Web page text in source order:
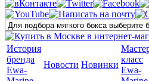
История
бренда
Ewa-
Новости Новинки
класс
Ewa-